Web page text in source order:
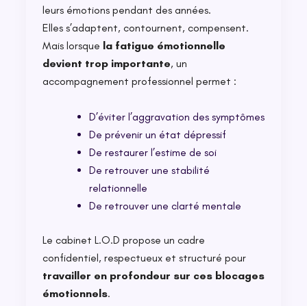
leurs émotions pendant des années.
Elles s’adaptent, contournent, compensent.
Mais lorsque la fatigue émotionnelle
devient trop importante, un
accompagnement professionnel permet :
D’éviter l’aggravation des symptômes
De prévenir un état dépressif
De restaurer l’estime de soi
De retrouver une stabilité
relationnelle
De retrouver une clarté mentale
Le cabinet L.O.D propose un cadre
confidentiel, respectueux et structuré pour
travailler en profondeur sur ces blocages
émotionnels.